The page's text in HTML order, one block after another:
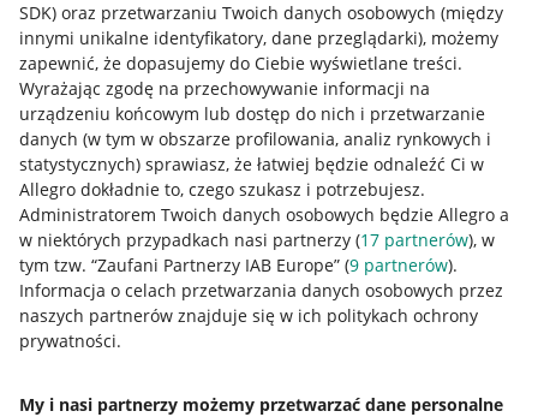
SDK) oraz przetwarzaniu Twoich danych osobowych (między
innymi unikalne identyfikatory, dane przeglądarki), możemy
zapewnić, że dopasujemy do Ciebie wyświetlane treści.
Wyrażając zgodę na przechowywanie informacji na
urządzeniu końcowym lub dostęp do nich i przetwarzanie
danych (w tym w obszarze profilowania, analiz rynkowych i
statystycznych) sprawiasz, że łatwiej będzie odnaleźć Ci w
Allegro dokładnie to, czego szukasz i potrzebujesz.
Administratorem Twoich danych osobowych będzie Allegro a
w niektórych przypadkach nasi partnerzy (17 partnerów), w
tym tzw. “Zaufani Partnerzy IAB Europe” (9 partnerów).
Informacja o celach przetwarzania danych osobowych przez
naszych partnerów znajduje się w ich politykach ochrony
prywatności.
My i nasi partnerzy możemy przetwarzać dane personalne
Przydatne informacje
Jak to działa